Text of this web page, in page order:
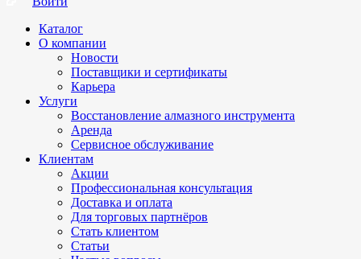
Каталог
О компании
Новости
Поставщики и сертификаты
Карьера
Услуги
Восстановление алмазного инструмента
Аренда
Сервисное обслуживание
Клиентам
Акции
Профессиональная консультация
Доставка и оплата
Для торговых партнёров
Стать клиентом
Статьи